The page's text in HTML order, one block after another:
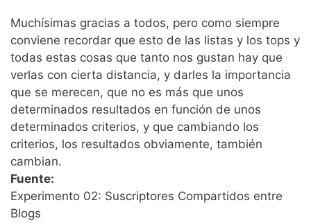
Muchísimas gracias a todos, pero como siempre
conviene recordar que esto de las listas y los tops y
todas estas cosas que tanto nos gustan hay que
verlas con cierta distancia, y darles la importancia
que se merecen, que no es más que unos
determinados resultados en función de unos
determinados criterios, y que cambiando los
criterios, los resultados obviamente, también
cambian.
Fuente:
Experimento 02: Suscriptores Compartidos entre
Blogs